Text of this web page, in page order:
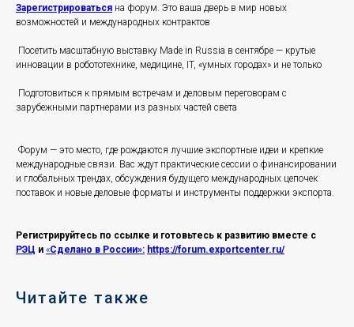
Зарегистрироваться на форум. Это ваша дверь в мир новых
возможностей и международных контрактов
Посетить масштабную выставку Made in Russia в сентябре — крутые
инновации в робототехнике, медицине, IT, «умных городах» и не только
Подготовиться к прямым встречам и деловым переговорам с
зарубежными партнерами из разных частей света
Форум — это место, где рождаются лучшие экспортные идеи и крепкие
международные связи. Вас ждут практические сессии о финансировании
и глобальных трендах, обсуждения будущего международных цепочек
поставок и новые деловые форматы и инструменты поддержки экспорта.
Регистрируйтесь по ссылке и готовьтесь к развитию вместе с
РЭЦ и «Сделано в России»: https://forum.exportcenter.ru/
Читайте также